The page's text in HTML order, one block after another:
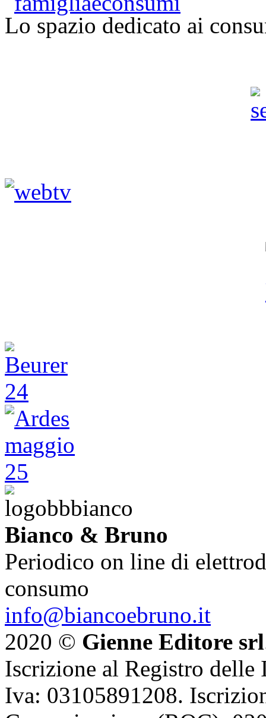
Lo spazio dedicato ai
Bianco & Bruno
Periodico on line di
consumo
info@biancoebruno.it
2020 © Gienne Editore srl
Iscrizione al Registro delle
Iva: 03105891208.